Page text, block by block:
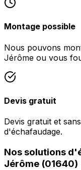
Montage possible
Nous pouvons
Jérôme ou vous
Devis gratuit
Devis gratuit et
d'échafaudage.
Nos solutions
Jérôme (01640)